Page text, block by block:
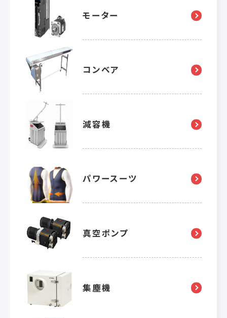
モーター
コンベア
減容機
パワースーツ
真空ポンプ
集塵機